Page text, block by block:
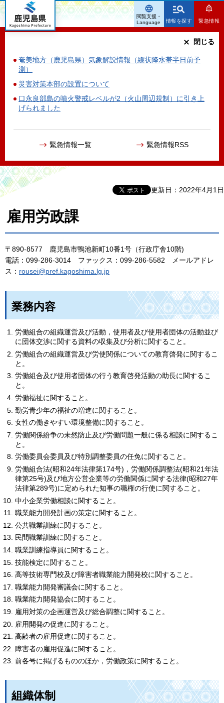
鹿児島県
情報を探す 緊急情報
奄美地方（鹿児島県）気象解説情報（線状降水帯半日前予
測）
災害対策本部の設置について
口永良部島の噴火警戒レベルが2（火山周辺規制）に引き上
げられました
緊急情報一覧 緊急情報RSS
閉じる
閲覧支援・
Language
更新日：2022年4月1日
雇用労政課
〒890-8577 鹿児島市鴨池新町10番1号（行政庁舎10階)
電話：099-286-3014
ファックス ：099-286-5582
メールアドレ
ス ： rousei@pref.kagoshima.lg.jp
業務内容
労働組合の組織運営及び活動，使用者及び使用者団体の活動並び
に団体交渉に関する資料の収集及び分析に関すること。
労働組合の組織運営及び労使関係についての教育啓発に関するこ
と。
労働組合及び使用者団体の行う教育啓発活動の助長に関するこ
と。
労働福祉に関すること。
勤労青少年の福祉の増進に関すること。
女性の働きやすい環境整備に関すること。
労働関係紛争の未然防止及び労働問題一般に係る相談に関するこ
と。
労働委員会委員及び特別調整委員の任免に関すること。
労働組合法(昭和24年法律第174号)，労働関係調整法(昭和21年法
律第25号)及び地方公営企業等の労働関係に関する法律(昭和27年
法律第289号)に定められた知事の職権の行使に関すること。
中小企業労働相談に関すること。
職業能力開発計画の策定に関すること。
公共職業訓練に関すること。
民間職業訓練に関すること。
職業訓練指導員に関すること。
技能検定に関すること。
高等技術専門校及び障害者職業能力開発校に関すること。
職業能力開発審議会に関すること。
職業能力開発協会に関すること。
雇用対策の企画運営及び総合調整に関すること。
雇用開発の促進に関すること。
高齢者の雇用促進に関すること。
障害者の雇用促進に関すること。
前各号に掲げるもののほか，労働政策に関すること。
組織体制